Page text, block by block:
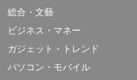
総合・文藝
ビジネス・マネー
ガジェット・トレンド
パソコン・モバイル